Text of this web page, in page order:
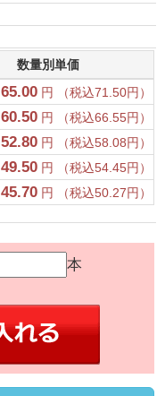
数量別単価
65.00 円 （税込71.50円）
60.50 円 （税込66.55円）
52.80 円 （税込58.08円）
49.50 円 （税込54.45円）
45.70 円 （税込50.27円）
本